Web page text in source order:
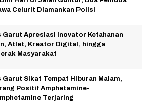
Celurit Diamankan Polisi
Garut Apresiasi Inovator Ketahanan
Atlet, Kreator Digital, hingga
Masyarakat
Garut Sikat Tempat Hiburan Malam,
Positif Amphetamine-
Terjaring